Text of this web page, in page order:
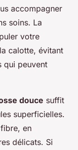
accompagner
soins. La
votre
calotte, évitant
qui peuvent
douce suffit
superficielles.
en
délicats. Si